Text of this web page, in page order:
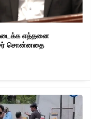
எத்தனை
சொன்னதை